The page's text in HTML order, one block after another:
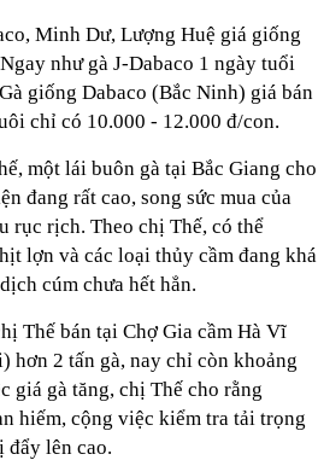
Minh Dư, Lượng Huệ giá giống
như gà J-Dabaco 1 ngày tuổi
giống Dabaco (Bắc Ninh) giá bán
chỉ có 10.000 - 12.000 đ/con.
một lái buôn gà tại Bắc Giang cho
đang rất cao, song sức mua của
rục rịch. Theo chị Thế, có thể
lợn và các loại thủy cầm đang khá
cúm chưa hết hẳn.
Thế bán tại Chợ Gia cầm Hà Vĩ
hơn 2 tấn gà, nay chỉ còn khoảng
giá gà tăng, chị Thế cho rằng
hiếm, cộng việc kiểm tra tải trọng
đẩy lên cao.